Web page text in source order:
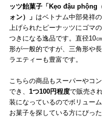
ッツ飴菓子「Kẹo đậu phộng
ォン）」 はベトナム中部発祥
上げられたピーナッツにゴマ
つきになる逸品です。直径10
形が一般的ですが、三角形や
ラエティーも豊富です。
こちらの商品もスーパーやコ
でき、 1つ100円程度で販売さ
装になっているのでボリュー
お菓子を探している方にぴった